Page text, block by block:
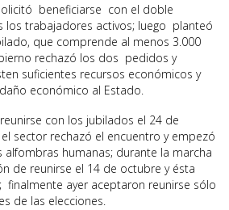
beneficiarse con el doble
trabajadores activos; luego planteó
que comprende al menos 3.000
rechazó los dos pedidos y
suficientes recursos económicos y
económico al Estado.
con los jubilados el 24 de
sector rechazó el encuentro y empezó
alfombras humanas; durante la marcha
de reunirse el 14 de octubre y ésta
finalmente ayer aceptaron reunirse sólo
de las elecciones.